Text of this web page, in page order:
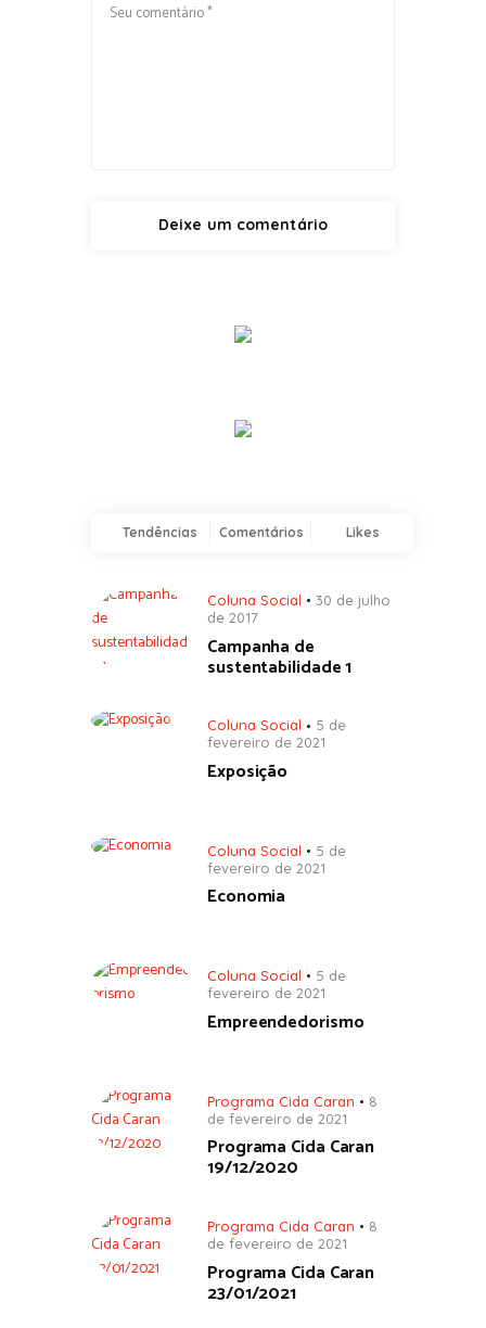
Tendências Comentários Likes
Coluna Social
30 de julho
de 2017
Campanha de
sustentabilidade 1
Coluna Social
5 de
fevereiro de 2021
Exposição
Coluna Social
5 de
fevereiro de 2021
Economia
Coluna Social
5 de
fevereiro de 2021
Empreendedorismo
Programa Cida Caran
8
de fevereiro de 2021
Programa Cida Caran
19/12/2020
Programa Cida Caran
8
de fevereiro de 2021
Programa Cida Caran
23/01/2021